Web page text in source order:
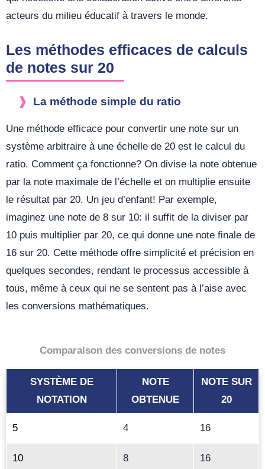
acteurs du milieu éducatif à travers le monde.
Les méthodes efficaces de calculs
de notes sur 20
La méthode simple du ratio
Une méthode efficace pour convertir une note sur un
système arbitraire à une échelle de 20 est le calcul du
ratio. Comment ça fonctionne? On divise la note obtenue
par la note maximale de l’échelle et on multiplie ensuite
le résultat par 20. Un jeu d’enfant! Par exemple,
imaginez une note de 8 sur 10: il suffit de la diviser par
10 puis multiplier par 20, ce qui donne une note finale de
16 sur 20. Cette méthode offre simplicité et précision en
quelques secondes, rendant le processus accessible à
tous, même à ceux qui ne se sentent pas à l’aise avec
les conversions mathématiques.
Comparaison des conversions de notes
SYSTÈME DE
NOTATION
NOTE
OBTENUE
NOTE SUR
20
5 4 16
10 8 16